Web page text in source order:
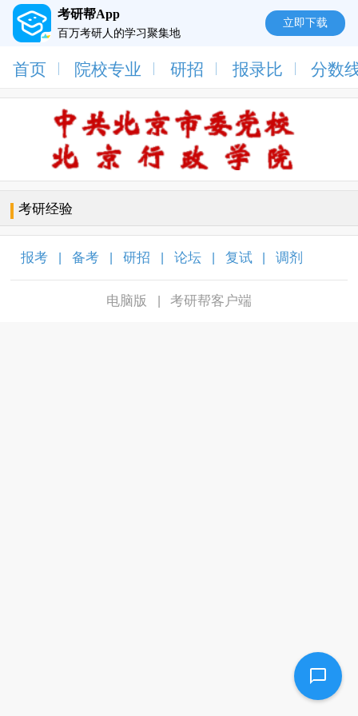
考研帮App
百万考研人的学习聚集地
立即下载
首页 院校专业 研招 报录比 分数
考研经验
报考 备考 研招 论坛 复试 调剂
电脑版 考研帮客户端